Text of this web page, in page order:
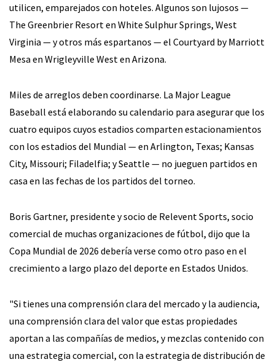
utilicen, emparejados con hoteles. Algunos son lujosos —
The Greenbrier Resort en White Sulphur Springs, West
Virginia — y otros más espartanos — el Courtyard by Marriott
Mesa en Wrigleyville West en Arizona.
Miles de arreglos deben coordinarse. La Major League
Baseball está elaborando su calendario para asegurar que los
cuatro equipos cuyos estadios comparten estacionamientos
con los estadios del Mundial — en Arlington, Texas; Kansas
City, Missouri; Filadelfia; y Seattle — no jueguen partidos en
casa en las fechas de los partidos del torneo.
Boris Gartner, presidente y socio de Relevent Sports, socio
comercial de muchas organizaciones de fútbol, ​​dijo que la
Copa Mundial de 2026 debería verse como otro paso en el
crecimiento a largo plazo del deporte en Estados Unidos.
"Si tienes una comprensión clara del mercado y la audiencia,
una comprensión clara del valor que estas propiedades
aportan a las compañías de medios, y mezclas contenido con
una estrategia comercial, con la estrategia de distribución de